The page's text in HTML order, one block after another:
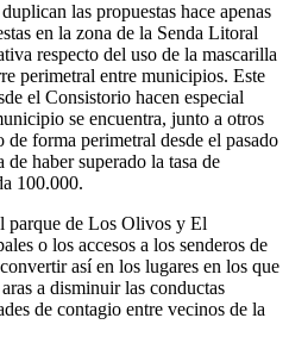
las propuestas hace apenas
en la zona de la Senda Litoral
respecto del uso de la mascarilla
perimetral entre municipios. Este
el Consistorio hacen especial
se encuentra, junto a otros
forma perimetral desde el pasado
haber superado la tasa de
100.000.
parque de Los Olivos y El
o los accesos a los senderos de
así en los lugares en los que
a disminuir las conductas
de contagio entre vecinos de la